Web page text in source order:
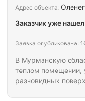
В Мурманскую
теплом помещении,
разновидных
Адрес объекта:
Заказчик уже
Заявка опубликована: